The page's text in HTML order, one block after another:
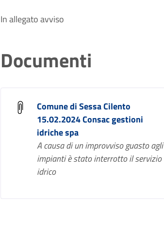
In allegato avviso
Documenti
Comune di Sessa Cilento
15.02.2024 Consac gestioni
idriche spa
A causa di un improvviso guasto agli
impianti è stato interrotto il servizio
idrico